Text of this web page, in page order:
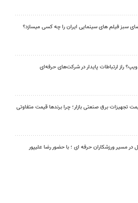
سبز فیلم های سینمایی ایران را چه کسی میسازد؟
ویپ؟ راز ارتباطات پایدار در شرکت‌های حرفه‌ای
تجهیزات برق صنعتی بازار؛ چرا برندها قیمت متفاوتی
مسیر ورزشکاران حرفه ای ؛ با حضور رضا علیپور